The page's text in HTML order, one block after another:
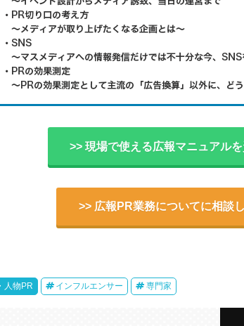
>> 現場で使える広報マニュアル
>> 広報PR業務についてに相談
人物PR インフルエンサー 専門家